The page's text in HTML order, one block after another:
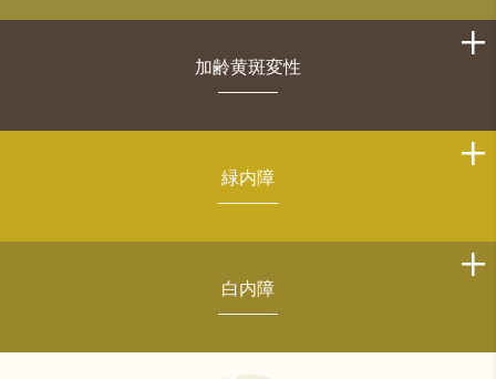
加齢黄斑変性
緑内障
白内障